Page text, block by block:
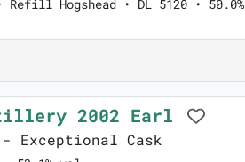
Hogshead • DL 5120 • 50.0%
2002 Earl
Exceptional Cask